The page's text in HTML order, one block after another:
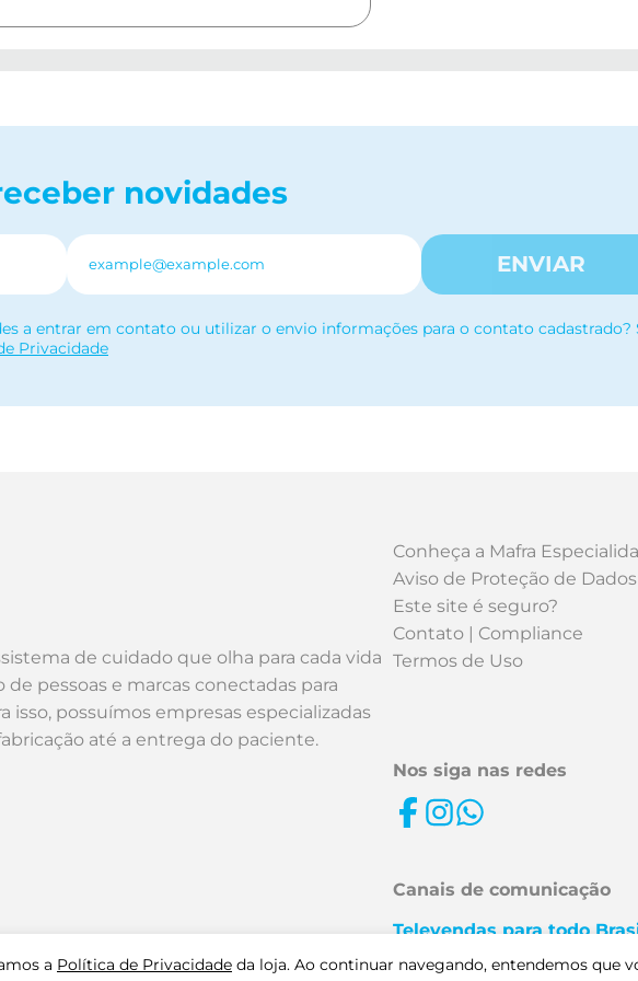
a Política de Privacidade da loja. Ao continuar navegando, entendemos que
novidades
ENVIAR
a entrar em contato ou utilizar o envio informações para o contato cadastrado?
Privacidade
de cuidado que olha para cada vida
pessoas e marcas conectadas para
isso, possuímos empresas especializadas
até a entrega do paciente.
Conheça a Mafra
Aviso de Proteção de Dados
Este site é seguro?
Contato | Compliance
Termos de Uso
Nos siga nas redes
Canais de comunicação
Televendas para todo